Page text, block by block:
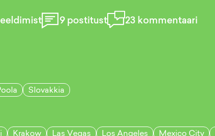
9postitust 23 kommentaari
Slovakkia
Krakow Las Vegas Los Angeles Mexico City